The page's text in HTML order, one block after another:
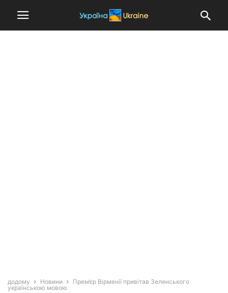
додому Новини
Прем’єр Вірменії привітав Зеленського
українською мовою